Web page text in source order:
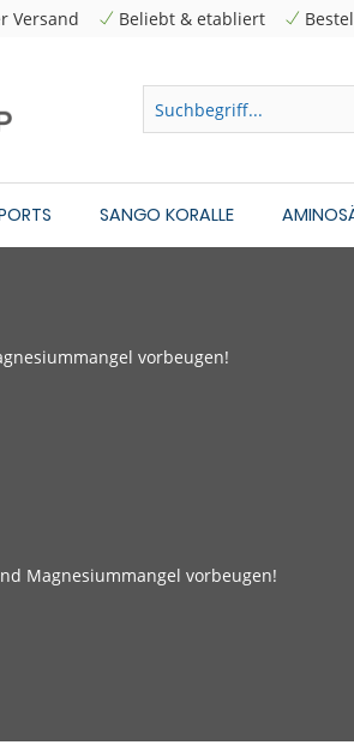
Versand Beliebt & etabliert
SANGO KORALLE
vorbeugen!
Magnesiummangel vorbeugen!